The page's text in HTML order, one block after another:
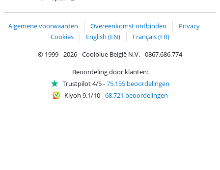
Algemene voorwaarden Overeenkomst ontbinden
Privacy
Cookies
English (EN)
Français (FR)
© 1999 - 2026 - Coolblue België N.V. - 0867.686.774
Beoordeling door klanten:
Trustpilot 4/5-75.155 beoordelingen
Kiyoh 9.1/10-68.721 beoordelingen